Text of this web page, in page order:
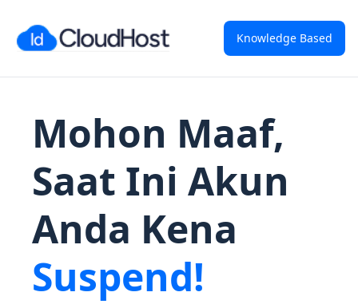
Knowledge Based
Mohon Maaf,
Saat Ini Akun
Anda Kena
Suspend!